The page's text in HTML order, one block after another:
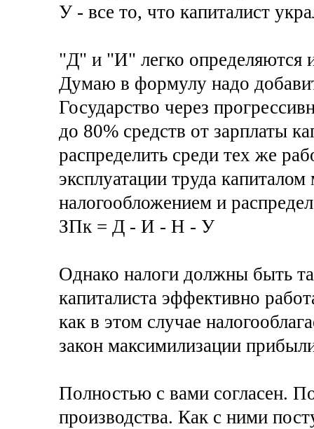
У - все то, что капиталист
"Д" и "И" легко определяются
Думаю в формулу надо
Государство через
до 80% средств от зарплаты
распределить среди тех же
эксплуатации труда
налогообложением и
ЗПк = Д - И - Н - У
Однако налоги должны быть
капиталиста эффективно
как в этом случае
закон максимилизации
Полностью с вами согласен.
производства. Как с ними